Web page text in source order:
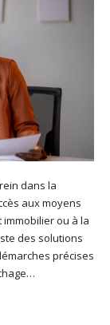
dans la
aux moyens
immobilier ou à la
des solutions
précises